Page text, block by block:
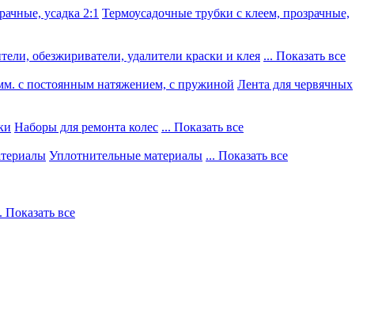
усадка 2:1 Термоусадочные трубки с клеем, прозрачные,
обезжириватели, удалители краски и клея ... Показать все
с постоянным натяжением, с пружиной Лента для червячных
Наборы для ремонта колес ... Показать все
Уплотнительные материалы ... Показать все
Показать все